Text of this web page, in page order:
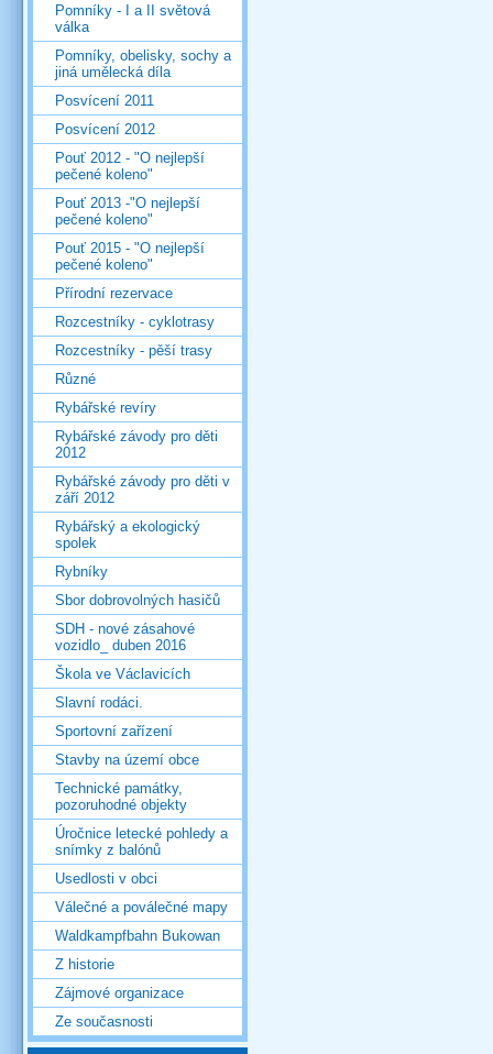
Pomníky - I a II světová
válka
Pomníky, obelisky, sochy a
jiná umělecká díla
Posvícení 2011
Posvícení 2012
Pouť 2012 - "O nejlepší
pečené koleno"
Pouť 2013 -"O nejlepší
pečené koleno"
Pouť 2015 - "O nejlepší
pečené koleno"
Přírodní rezervace
Rozcestníky - cyklotrasy
Rozcestníky - pěší trasy
Různé
Rybářské revíry
Rybářské závody pro děti
2012
Rybářské závody pro děti v
září 2012
Rybářský a ekologický
spolek
Rybníky
Sbor dobrovolných hasičů
SDH - nové zásahové
vozidlo_ duben 2016
Škola ve Václavicích
Slavní rodáci.
Sportovní zařízení
Stavby na území obce
Technické památky,
pozoruhodné objekty
Úročnice letecké pohledy a
snímky z balónů
Usedlosti v obci
Válečné a poválečné mapy
Waldkampfbahn Bukowan
Z historie
Zájmové organizace
Ze současnosti